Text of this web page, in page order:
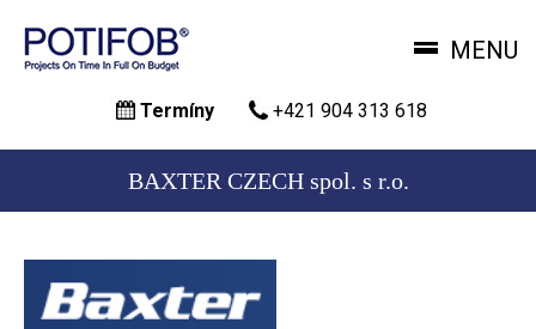
hlavný
MENU
Termíny +421 904 313 618
BAXTER CZECH spol. s r.o.